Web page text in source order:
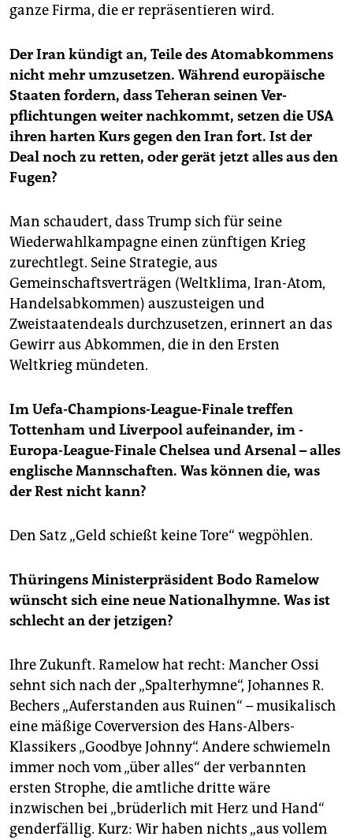
ganze Firma, die er repräsentieren wird.
Der Iran kündigt an, Teile des Atomabkommens
nicht mehr umzusetzen. Während europäi­sche
Staaten fordern, dass Teheran seinen Ver­
pflichtungen weiter nachkommt, setzen die USA
ihren harten Kurs gegen den Iran fort. Ist der
Deal noch zu retten, oder gerät jetzt alles aus den
Fugen?
Man schaudert, dass Trump sich für seine
Wiederwahlkampagne einen zünftigen Krieg
zurechtlegt. Seine Strategie, aus
Gemeinschaftsverträgen (Weltklima, Iran-Atom,
Handelsabkommen) auszusteigen und
Zweistaatendeals durchzusetzen, erinnert an das
Gewirr aus Abkommen, die in den Ersten
Weltkrieg mündeten.
Im Uefa-Champions-League-Finale treffen
Tottenham und Liverpool aufeinander, im ­
Europa-League-Finale Chelsea und Arsenal – alles
englische Mannschaften. Was können die, was
der Rest nicht kann?
Den Satz „Geld schießt keine Tore“ wegpöhlen.
Thüringens Ministerpräsident Bodo Ramelow
wünscht sich eine neue Nationalhymne. Was ist
schlecht an der ­jetzigen?
Ihre Zukunft. Ramelow hat recht: Mancher Ossi
sehnt sich nach der „Spalterhymne“, Johannes R.
Bechers „Auferstanden aus Ruinen“ – musikalisch
eine mäßige Coverversion des Hans-Albers-
Klassikers „Goodbye Johnny“. Andere schwiemeln
immer noch vom „über alles“ der verbannten
ersten Strophe, die amtliche dritte wäre
inzwischen bei „brüderlich mit Herz und Hand“
genderfällig. Kurz: Wir haben nichts „aus vollem